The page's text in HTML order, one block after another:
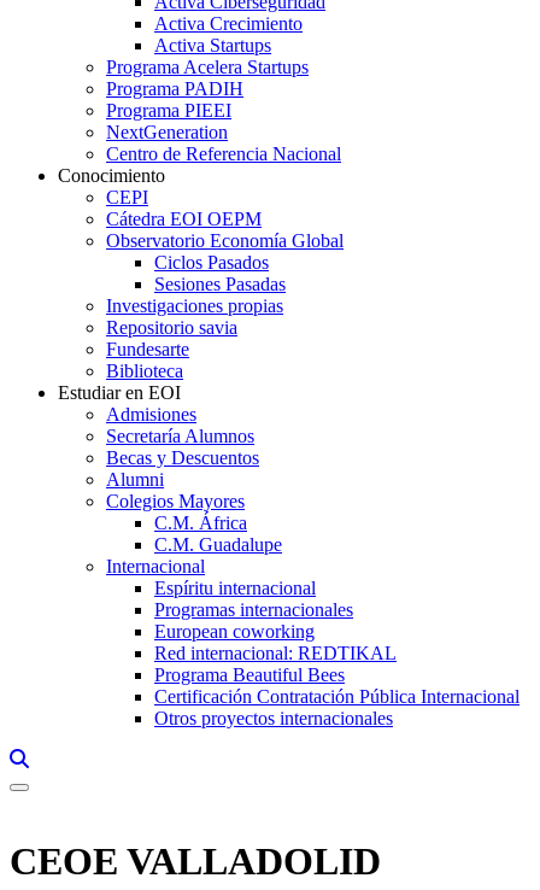
Activa Crecimiento
Activa Startups
Programa Acelera Startups
Programa PADIH
Programa PIEEI
NextGeneration
Centro de Referencia Nacional
Conocimiento
CEPI
Cátedra EOI OEPM
Observatorio Economía Global
Ciclos Pasados
Sesiones Pasadas
Investigaciones propias
Repositorio savia
Fundesarte
Biblioteca
Estudiar en EOI
Admisiones
Secretaría Alumnos
Becas y Descuentos
Alumni
Colegios Mayores
C.M. África
C.M. Guadalupe
Internacional
Espíritu internacional
Programas internacionales
European coworking
Red internacional: REDTIKAL
Programa Beautiful Bees
Certificación Contratación Pública Internacional
Otros proyectos internacionales
CEOE VALLADOLID